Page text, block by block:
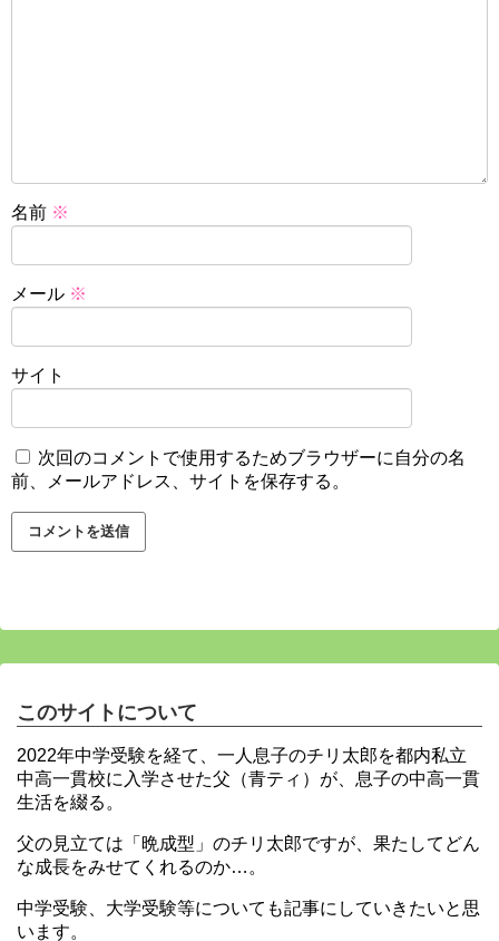
名前 ※
メール ※
サイト
次回のコメントで使用するためブラウザーに自分の名
前、メールアドレス、サイトを保存する。
このサイトについて
2022年中学受験を経て、一人息子のチリ太郎を都内私立
中高一貫校に入学させた父（青ティ）が、息子の中高一貫
生活を綴る。
父の見立ては「晩成型」のチリ太郎ですが、果たしてどん
な成長をみせてくれるのか…。
中学受験、大学受験等についても記事にしていきたいと思
います。